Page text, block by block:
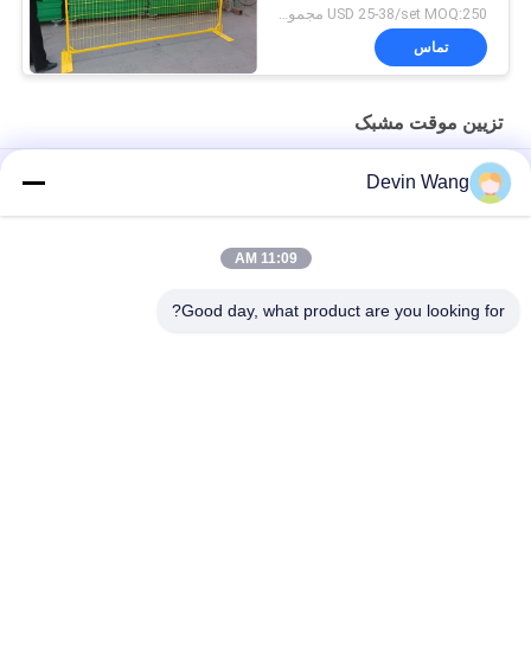
USD 25-38/set MOQ:250 مجموعه
تماس
تزیین موقت مشبک
سد سیم موقت
پانل حصار موقت ساختمانی در فضای باز کانادا رنگ زرد با ارتفاع 1.8
Devin Wang
11:09 AM
Good day, what product are you looking for?